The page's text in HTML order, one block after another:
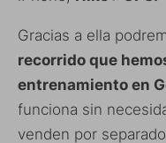
Gracias a ella
recorrido que
entrenamiento en
funciona sin
venden por